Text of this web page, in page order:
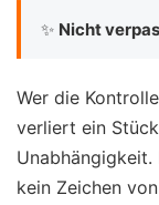
✨ Nicht
Wer die
verliert ein
kein Zeichen